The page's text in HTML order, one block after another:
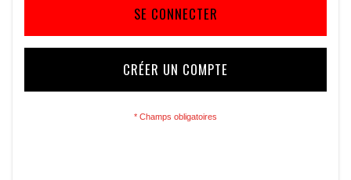
SE CONNECTER
CRÉER UN COMPTE